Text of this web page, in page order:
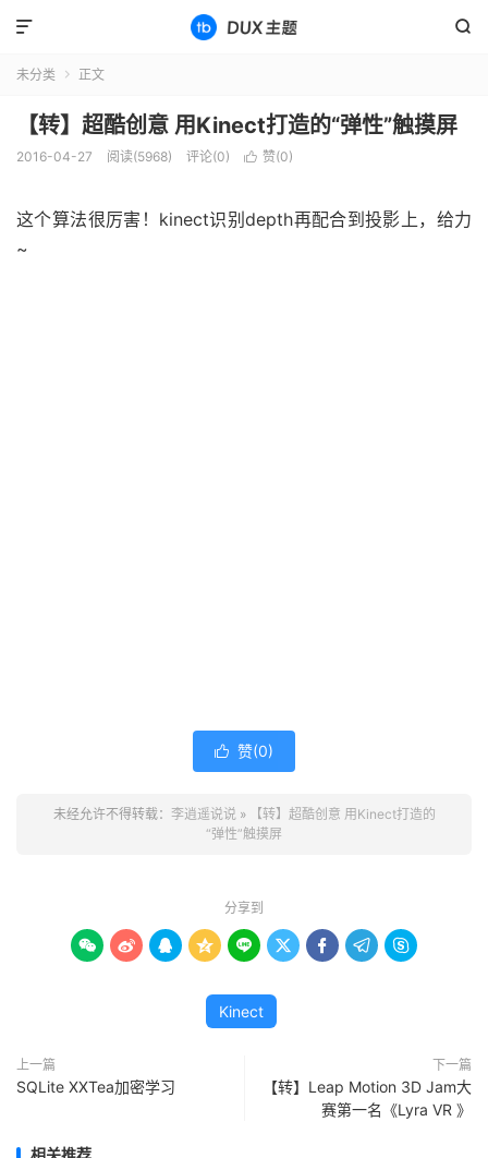


未分类  正文
【转】超酷创意 用Kinect打造的“弹性”触摸屏
2016-04-27 阅读(5968) 评论(0)  赞(0)
这个算法很厉害！kinect识别depth再配合到投影上，给力
~
 赞(0)
未经允许不得转载： 李逍遥说说»
【转】超酷创意 用Kinect打造的
“弹性”触摸屏
分享到
        
Kinect
上一篇
SQLite XXTea加密学习
下一篇
【转】Leap Motion 3D Jam大
赛第一名《Lyra VR 》